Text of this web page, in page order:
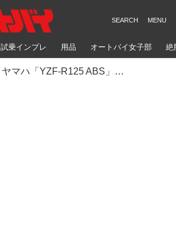
試乗インプレ 用品 オートバイ女子部 絶
ヤマハ「YZF-R125 ABS」【サクッと読める！2026年モデル国産車図鑑】